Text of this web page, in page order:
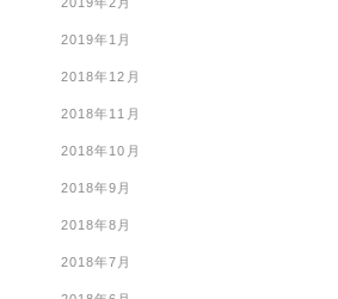
2019年1月
2018年12月
2018年11月
2018年10月
2018年9月
2018年8月
2018年7月